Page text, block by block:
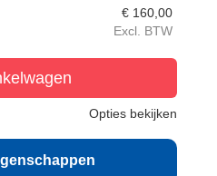
€ 160,00
Excl. BTW
Opties bekijken